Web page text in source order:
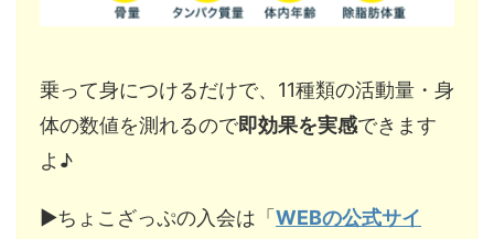
乗って身につけるだけで、11種類の活動量・身
体の数値を測れるので即効果を実感できます
よ♪
▶︎ちょこざっぷの入会は「WEBの公式サイ